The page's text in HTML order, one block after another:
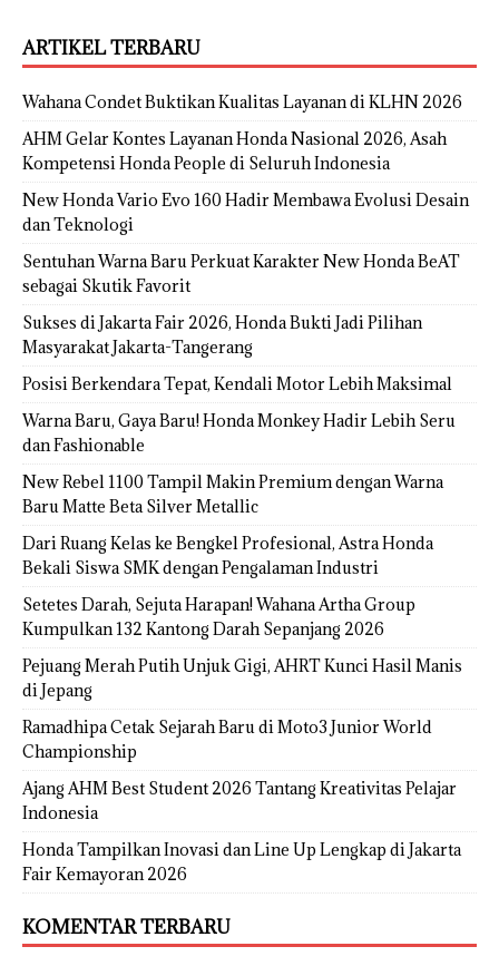
ARTIKEL TERBARU
Wahana Condet Buktikan Kualitas Layanan di KLHN 2026
AHM Gelar Kontes Layanan Honda Nasional 2026, Asah
Kompetensi Honda People di Seluruh Indonesia
New Honda Vario Evo 160 Hadir Membawa Evolusi Desain
dan Teknologi
Sentuhan Warna Baru Perkuat Karakter New Honda BeAT
sebagai Skutik Favorit
Sukses di Jakarta Fair 2026, Honda Bukti Jadi Pilihan
Masyarakat Jakarta-Tangerang
Posisi Berkendara Tepat, Kendali Motor Lebih Maksimal
Warna Baru, Gaya Baru! Honda Monkey Hadir Lebih Seru
dan Fashionable
New Rebel 1100 Tampil Makin Premium dengan Warna
Baru Matte Beta Silver Metallic
Dari Ruang Kelas ke Bengkel Profesional, Astra Honda
Bekali Siswa SMK dengan Pengalaman Industri
Setetes Darah, Sejuta Harapan! Wahana Artha Group
Kumpulkan 132 Kantong Darah Sepanjang 2026
Pejuang Merah Putih Unjuk Gigi, AHRT Kunci Hasil Manis
di Jepang
Ramadhipa Cetak Sejarah Baru di Moto3 Junior World
Championship
Ajang AHM Best Student 2026 Tantang Kreativitas Pelajar
Indonesia
Honda Tampilkan Inovasi dan Line Up Lengkap di Jakarta
Fair Kemayoran 2026
KOMENTAR TERBARU